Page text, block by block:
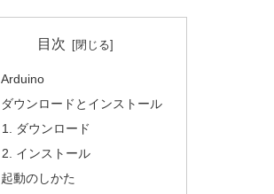
目次
Arduino
ダウンロードとインストール
ダウンロード
インストール
起動のしかた